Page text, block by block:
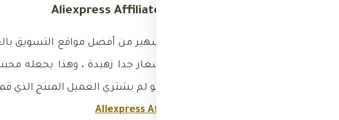
يعتبر السوق الصيني الشهير من أفضل مواقع التسويق
قد تخطر على بالك وبأسعار جدا زهيدة ، وهذا يجعله
يعطي لك العمولة حتى لو لم يشتري العميل المنتج الذي
Aliexpress Affiliate